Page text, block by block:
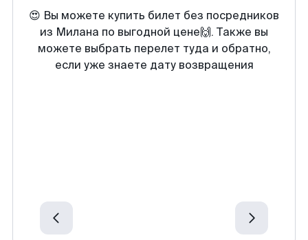
😍 Вы можете купить билет без посредников
из Милана по выгодной цене🙌. Также вы
можете выбрать перелет туда и обратно,
если уже знаете дату возвращения